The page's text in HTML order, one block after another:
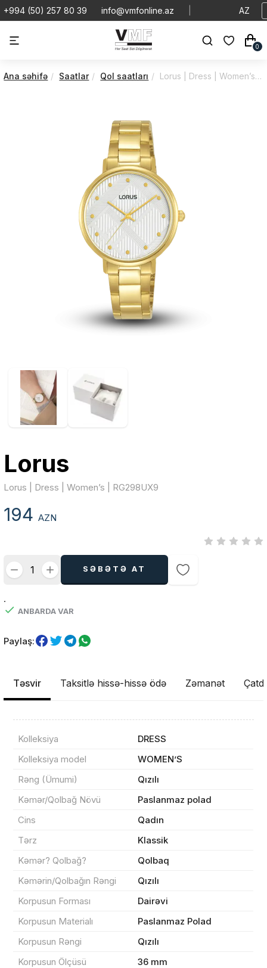
+994 (50) 257 80 39 info@vmfonline.az AZ
0
Ana səhifə Saatlar Qol saatları Lorus | Dress | Women’s | RG298UX9
Lorus
Lorus | Dress | Women’s | RG298UX9
194AZN
SƏBƏTƏ AT
.
ANBARDA VAR
Paylaş:
Təsvir Taksitlə hissə-hissə ödə Zəmanət
Kolleksiya
DRESS
Kolleksiya model
WOMEN’S
Rəng (Ümumi)
Qızılı
Kəmər/Qolbağ Növü
Paslanmaz polad
Cins
Qadın
Tərz
Klassik
Kəmər? Qolbağ?
Qolbaq
Kəmərin/Qolbağın Rəngi
Qızılı
Korpusun Forması
Dairəvi
Korpusun Materialı
Paslanmaz Polad
Korpusun Rəngi
Qızılı
Korpusun Ölçüsü
36 mm
Məhsul(lar) səbətə əlavə edildi
Sifarişin detalları
Məhsul toplam
Endirim